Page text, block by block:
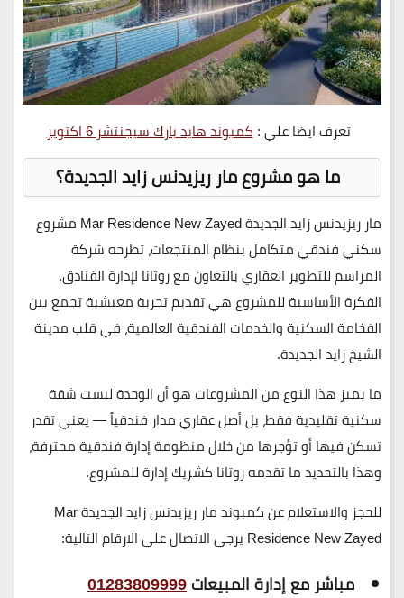
تعرف ايضا علي :كمبوند هايد بارك سيجنتشر 6 اكتوبر
ما هو مشروع مار ريزيدنس زايد الجديدة؟
مار ريزيدنس زايد الجديدة Mar Residence New Zayed
مشروع
سكني فندقي متكامل بنظام المنتجعات، تطرحه شركة
المراسم للتطوير العقاريبالتعاون معروتانا لإدارة الفنادق.
الفكرة الأساسية للمشروع هي تقديم تجربة معيشية تجمع بين
الفخامة السكنية والخدمات الفندقية العالمية، في قلب مدينة
الشيخ زايد الجديدة.
ما يميز هذا النوع من المشروعات هو أن الوحدة ليست شقة
سكنية تقليدية فقط، بل أصل عقاري مدار فندقياً — يعني تقدر
تسكن فيها أو تؤجرها من خلال منظومة إدارة فندقية محترفة،
وهذا بالتحديد ما تقدمه روتانا كشريك إدارة للمشروع.
للحجز والاستعلام عن كمبوند مار ريزيدنس زايد الجديدة Mar
Residence New Zayed يرجي الاتصال علي الارقام التالية:
مباشر مع إدارة المبيعات01283809999